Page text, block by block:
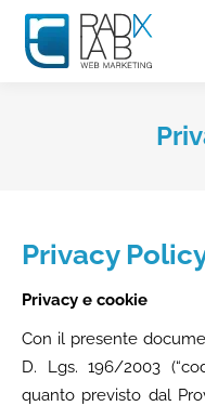
Privacy
Privacy e cookie
Con il presente
D. Lgs. 196/2003
quanto previsto dal